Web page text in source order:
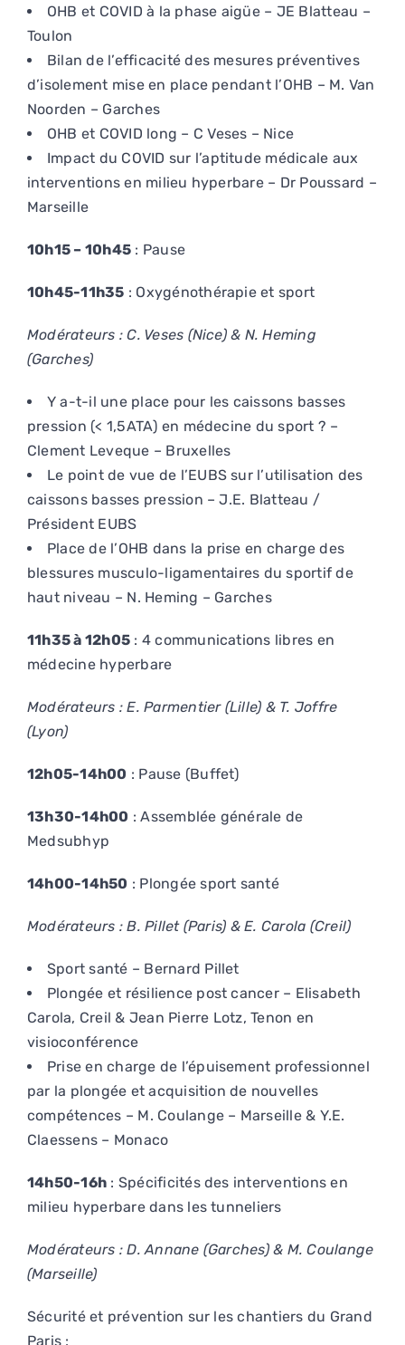
OHB et COVID à la phase aigüe – JE Blatteau –
Toulon
Bilan de l’efficacité des mesures préventives
d’isolement mise en place pendant l’OHB – M. Van
Noorden – Garches
OHB et COVID long – C Veses – Nice
Impact du COVID sur l’aptitude médicale aux
interventions en milieu hyperbare – Dr Poussard –
Marseille
10h15 – 10h45 : Pause
10h45-11h35 : Oxygénothérapie et sport
Modérateurs : C. Veses (Nice) & N. Heming
(Garches)
Y a-t-il une place pour les caissons basses
pression (< 1,5ATA) en médecine du sport ? –
Clement Leveque – Bruxelles
Le point de vue de l’EUBS sur l’utilisation des
caissons basses pression – J.E. Blatteau /
Président EUBS
Place de l’OHB dans la prise en charge des
blessures musculo-ligamentaires du sportif de
haut niveau – N. Heming – Garches
11h35 à 12h05 : 4 communications libres en
médecine hyperbare
Modérateurs : E. Parmentier (Lille) & T. Joffre
(Lyon)
12h05-14h00 : Pause (Buffet)
13h30-14h00 : Assemblée générale de
Medsubhyp
14h00-14h50 : Plongée sport santé
Modérateurs : B. Pillet (Paris) & E. Carola (Creil)
Sport santé – Bernard Pillet
Plongée et résilience post cancer – Elisabeth
Carola, Creil & Jean Pierre Lotz, Tenon en
visioconférence
Prise en charge de l’épuisement professionnel
par la plongée et acquisition de nouvelles
compétences – M. Coulange – Marseille & Y.E.
Claessens – Monaco
14h50-16h : Spécificités des interventions en
milieu hyperbare dans les tunneliers
Modérateurs : D. Annane (Garches) & M. Coulange
(Marseille)
Sécurité et prévention sur les chantiers du Grand
Paris :